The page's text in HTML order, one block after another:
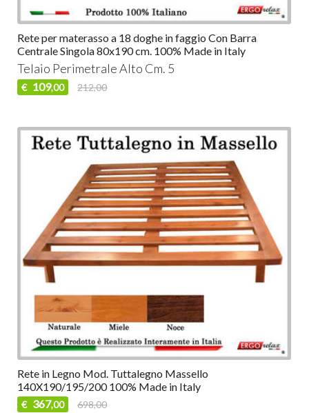
Rete per materasso a 18 doghe in faggio Con Barra
Centrale Singola 80x190 cm. 100% Made in Italy
Telaio Perimetrale Alto Cm. 5
€ 109,00 212,00
Rete in Legno Mod. Tuttalegno Massello
140X190/195/200 100% Made in Italy
€ 367,00 698,00